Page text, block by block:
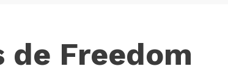
de Freedom